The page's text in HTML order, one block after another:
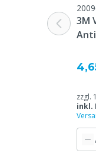
Biozide
Stückzahl
3M
zzgl.
inkl.